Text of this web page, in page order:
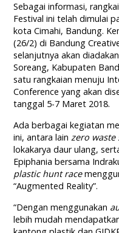
Sebagai informasi,
Festival ini telah dimulai
kota Cimahi, Bandung.
(26/2) di Bandung
selanjutnya akan
Soreang, Kabupaten
satu rangkaian menuju
Conference yang akan
tanggal 5-7 Maret 2018.
Ada berbagai kegiatan
ini, antara lainzero waste
lokakarya daur ulang,
Epiphania bersama
plastic hunt race
“Augmented Reality”.
“Dengan menggunakan
lebih mudah